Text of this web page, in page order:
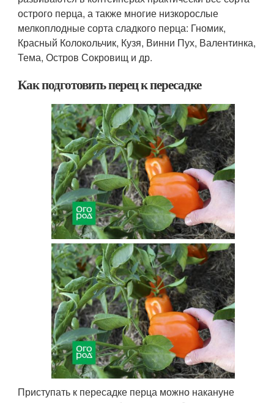
острого перца, а также многие низкорослые
мелкоплодные сорта сладкого перца: Гномик,
Красный Колокольчик, Кузя, Винни Пух, Валентинка,
Тема, Остров Сокровищ и др.
Как подготовить перец к пересадке
Приступать к пересадке перца можно накануне